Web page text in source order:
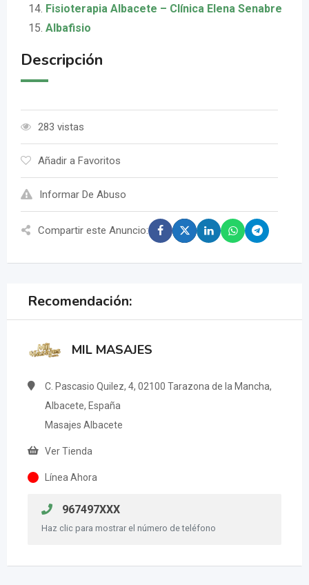
Fisioterapia Albacete – Clínica Elena Senabre
Albafisio
Descripción
283 vistas
Añadir a Favoritos
Informar De Abuso
Compartir este Anuncio:
Recomendación:
MIL MASAJES
C. Pascasio Quilez, 4, 02100 Tarazona de la Mancha,
Albacete, España
Masajes Albacete
Ver Tienda
Línea Ahora
967497XXX
Haz clic para mostrar el número de teléfono